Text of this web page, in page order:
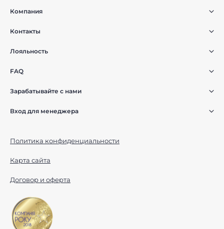
Компания
Контакты
Лояльность
FAQ
Зарабатывайте с нами
Вход для менеджера
Политика конфиденциальности
Карта сайта
Договор и оферта